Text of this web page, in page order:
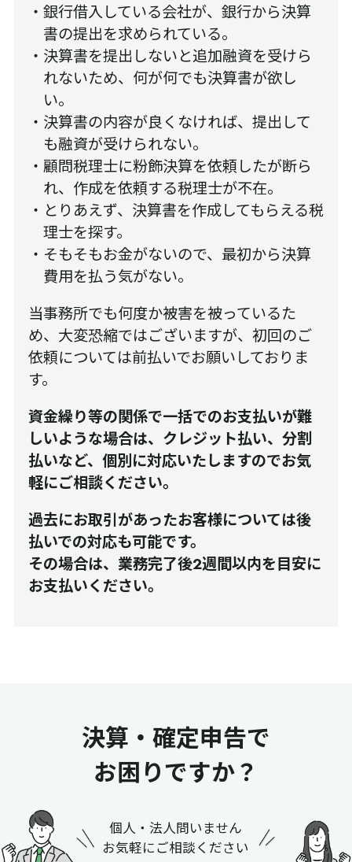
銀行借入している会社が、銀行から決算
書の提出を求められている。
決算書を提出しないと追加融資を受けら
れないため、何が何でも決算書が欲し
い。
決算書の内容が良くなければ、提出して
も融資が受けられない。
顧問税理士に粉飾決算を依頼したが断ら
れ、作成を依頼する税理士が不在。
とりあえず、決算書を作成してもらえる税
理士を探す。
そもそもお金がないので、最初から決算
費用を払う気がない。
当事務所でも何度か被害を被っているた
め、大変恐縮ではございますが、初回のご
依頼については前払いでお願いしておりま
す。
資金繰り等の関係で一括でのお支払いが難
しいような場合は、クレジット払い、分割
払いなど、個別に対応いたしますのでお気
軽にご相談ください。
過去にお取引があったお客様については後
払いでの対応も可能です。
その場合は、業務完了後2週間以内を目安に
お支払いください。
決算・確定申告で
お困りですか？
個人・法人問いません
お気軽にご相談ください